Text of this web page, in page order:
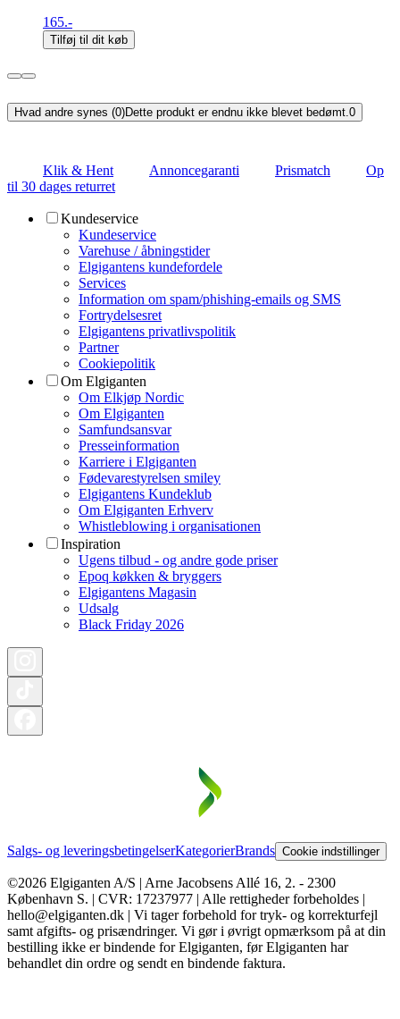
165.-
Tilføj til dit køb
Hvad andre synes (0)Dette produkt er endnu ikke blevet bedømt. 0
Klik & Hent Annoncegaranti Prismatch
Op
til 30 dages returret
Kundeservice
Kundeservice
Varehuse / åbningstider
Elgigantens kundefordele
Services
Information om spam/phishing-emails og SMS
Fortrydelsesret
Elgigantens privatlivspolitik
Partner
Cookiepolitik
Om Elgiganten
Om Elkjøp Nordic
Om Elgiganten
Samfundsansvar
Presseinformation
Karriere i Elgiganten
Fødevarestyrelsen smiley
Elgigantens Kundeklub
Om Elgiganten Erhverv
Whistleblowing i organisationen
Inspiration
Ugens tilbud - og andre gode priser
Epoq køkken & bryggers
Elgigantens Magasin
Udsalg
Black Friday 2026
Salgs- og leveringsbetingelserKategorierBrands Cookie indstillinger
©2026 Elgiganten A/S | Arne Jacobsens Allé 16, 2. - 2300
København S. | CVR: 17237977 | Alle rettigheder forbeholdes |
hello@elgiganten.dk | Vi tager forbehold for tryk- og korrekturfejl
samt afgifts- og prisændringer. Vi gør i øvrigt opmærksom på at din
bestilling ikke er bindende for Elgiganten, før Elgiganten har
behandlet din ordre og sendt en bindende faktura.